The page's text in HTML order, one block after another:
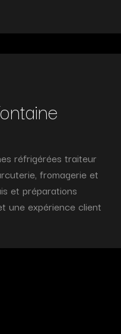
réfrigérées traiteur
fromagerie et
et préparations
une expérience client